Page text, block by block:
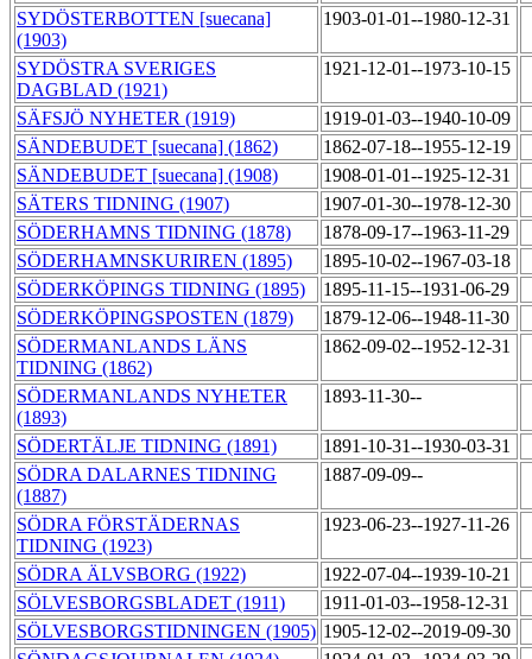
SYDÖSTERBOTTEN [suecana]
(1903)
1903-01-01--1980-12-31
SYDÖSTRA SVERIGES
DAGBLAD (1921)
1921-12-01--1973-10-15
SÄFSJÖ NYHETER (1919)
1919-01-03--1940-10-09
SÄNDEBUDET [suecana] (1862)
1862-07-18--1955-12-19
SÄNDEBUDET [suecana] (1908)
1908-01-01--1925-12-31
SÄTERS TIDNING (1907)
1907-01-30--1978-12-30
SÖDERHAMNS TIDNING (1878)
1878-09-17--1963-11-29
SÖDERHAMNSKURIREN (1895)
1895-10-02--1967-03-18
SÖDERKÖPINGS TIDNING (1895)
1895-11-15--1931-06-29
SÖDERKÖPINGSPOSTEN (1879)
1879-12-06--1948-11-30
SÖDERMANLANDS LÄNS
TIDNING (1862)
1862-09-02--1952-12-31
SÖDERMANLANDS NYHETER
(1893)
1893-11-30--
SÖDERTÄLJE TIDNING (1891)
1891-10-31--1930-03-31
SÖDRA DALARNES TIDNING
(1887)
1887-09-09--
SÖDRA FÖRSTÄDERNAS
TIDNING (1923)
1923-06-23--1927-11-26
SÖDRA ÄLVSBORG (1922)
1922-07-04--1939-10-21
SÖLVESBORGSBLADET (1911)
1911-01-03--1958-12-31
SÖLVESBORGSTIDNINGEN (1905) 1905-12-02--2019-09-30